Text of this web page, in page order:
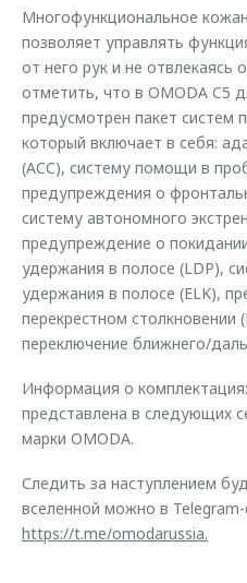
Многофункциональное
позволяет управлять
от него рук и не отвлекаясь
отметить, что в OMODA C5
предусмотрен пакет
который включает в себя:
(ACC), систему помощи в
предупреждения о
систему автономного
предупреждение о
удержания в полосе (LDP),
удержания в полосе (ELK),
перекрестном столкновении
переключение ближнего/
Информация о
представлена в следующих
марки OMODA.
Следить за наступлением
вселенной можно в
https://t.me/omodarussia.